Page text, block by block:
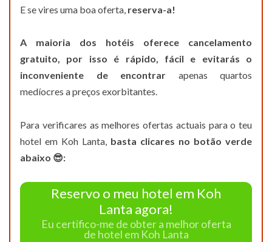
E se vires uma boa oferta, reserva-a!
A maioria dos hotéis oferece cancelamento
gratuito, por isso é rápido, fácil e evitarás o
inconveniente de encontrar apenas quartos
medíocres a preços exorbitantes.
Para verificares as melhores ofertas actuais para o teu
hotel em Koh Lanta, basta clicares no botão verde
abaixo 😎:
Reservo o meu hotel em Koh
Lanta agora!
Eu certifico-me de obter a melhor oferta
de hotel em Koh Lanta